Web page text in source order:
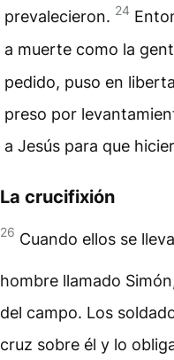
prevalecieron. 24
a muerte como la
pedido, puso en
preso por
a Jesús para que
La crucifixión
26 Cuando ellos se
hombre llamado
del campo. Los
cruz sobre él y lo